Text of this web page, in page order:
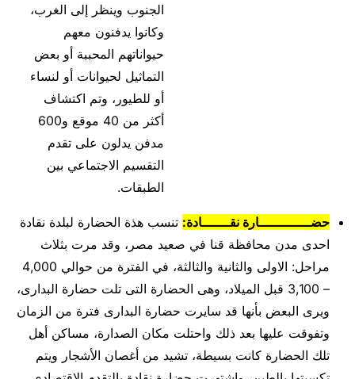
الجنوب وينظر إلى الغرب،
وكانوا يدفنون معهم
حيواناتهم المحببة أو بعض
التماثيل لحيوانات أو لنساء
أو للطيور، وتم اكتشاف
أكثر من 40 موقع و600
مدفن يدلون على تقدم
التقسيم الاجتماعي بين
الطبقات.
حضـــــــــــــارة نقـــــــادة: ﺗﻨﺴﺐ ﻫﺬﺓ ﺍﻟﺤﻀﺎﺭﺓ ﻟﺒﻠﺪﺓ ﻧﻘﺎﺩﺓ
ﺍﺣﺪﻯ ﻣﺪﻥ ﻣﺤﺎﻓﻈﺔ ﻗﻨﺎ في صعيد مصر، وقد ﻣﺮﺕ ﺑﺜﻼﺙ
ﻣﺮﺍﺣﻞ: ﺍﻻﻭﻟﻰ ﻭﺍﻟﺜﺎﻧﻴﺔ ﻭﺍﻟﺜﺎﻟﺜﺔ، في الفترة من حوالي 4,000
– 3,100 قبل الميلاد، وهى الحضارة التى تلت حضارة البدارى،
ويرى البعض بأنها قد سايرت حضارة البدارى فترة من الزمان
وتفوقت عليها بعد ذلك واحتلت مكان الصدارة، مساكن أهل
تلك الحضارة كانت بسيطة، تشيد من أغصان الأشجار ويتم